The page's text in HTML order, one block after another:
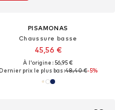
PISAMONAS
Chaussure basse
45,56 €
À l'origine : 56,95 €
Dernier prix le plus bas :48,40 €-5%